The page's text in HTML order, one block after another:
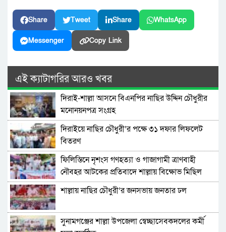
Share Tweet Share WhatsApp
Messenger Copy Link
এই ক্যাটাগরির আরও খবর
দিরাই-শাল্লা আসনে বিএনপির নাছির উদ্দিন চৌধুরীর
মনোনয়নপত্র সংগ্রহ
দিরাইয়ে নাছির চৌধুরী’র পক্ষে ৩১ দফার লিফলেট
বিতরণ
ফিলিস্তিনে নৃশংস গণহত্যা ও গাজাগামী ত্রাণবাহী
নৌবহর আটকের প্রতিবাদে শাল্লায় বিক্ষোভ মিছিল
শাল্লায় নাছির চৌধুরী’র জনসভায় জনতার ঢল
সুনামগঞ্জের শাল্লা উপজেলা স্বেচ্ছাসেবকদলের কর্মী